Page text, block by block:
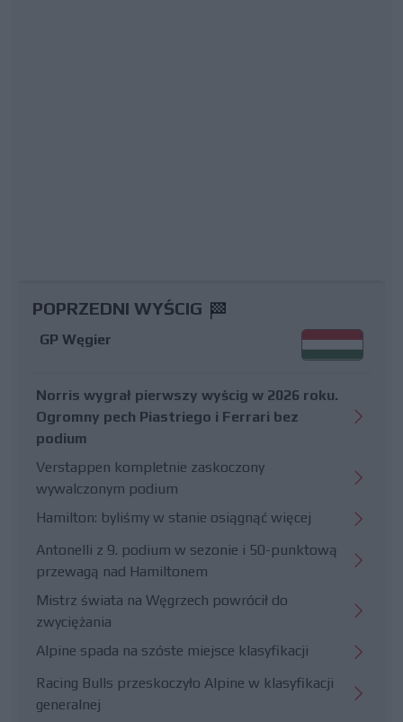
POPRZEDNI WYŚCIG
GP Węgier
Norris wygrał pierwszy wyścig w 2026 roku.
Ogromny pech Piastriego i Ferrari bez
podium
Verstappen kompletnie zaskoczony
wywalczonym podium
Hamilton: byliśmy w stanie osiągnąć więcej
Antonelli z 9. podium w sezonie i 50-punktową
przewagą nad Hamiltonem
Mistrz świata na Węgrzech powrócił do
zwyciężania
Alpine spada na szóste miejsce klasyfikacji
Racing Bulls przeskoczyło Alpine w klasyfikacji
generalnej